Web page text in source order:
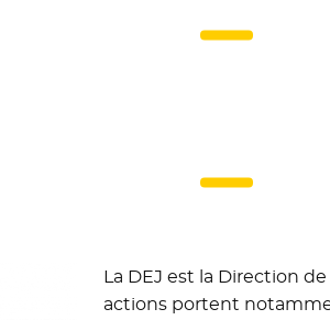
La DEJ est la Direction
actions portent